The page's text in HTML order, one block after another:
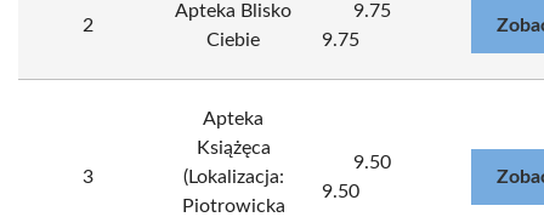
2
Apteka Blisko
Ciebie
9.75
9.75
3
Apteka
Książęca
(Lokalizacja:
Piotrowicka
9.50
9.50